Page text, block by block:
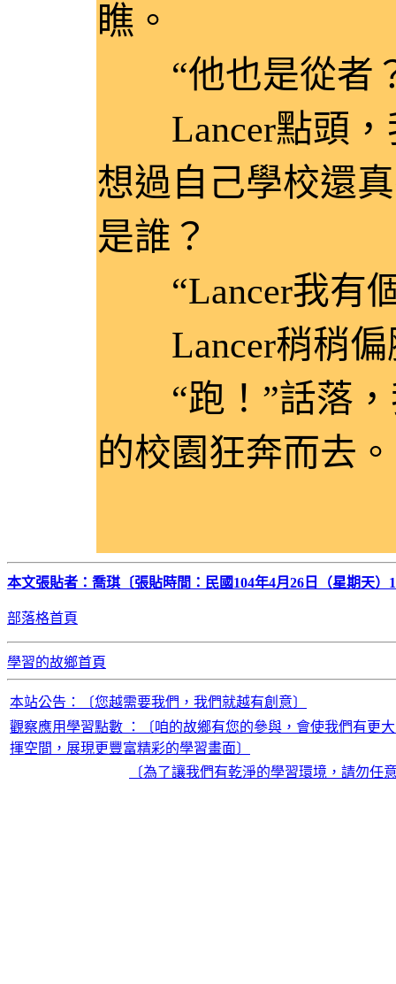
瞧。
“他也是從者
Lancer點頭，
想過自己學校還
是誰？
“Lancer我有個
Lancer稍稍偏
“跑！”話落，
的校園狂奔而去。
本文張貼者：喬琪〔張貼時間：民國104年4月26日（星期天）
部落格首頁
學習的故鄉首頁
本站公告：〔您越需要我們，我們就越有創意〕
觀察應用學習點數 ：〔咱的故鄉有您的參與，會使我們有更
揮空間，展現更豐富精彩的學習畫面〕
〔為了讓我們有乾淨的學習環境，請勿